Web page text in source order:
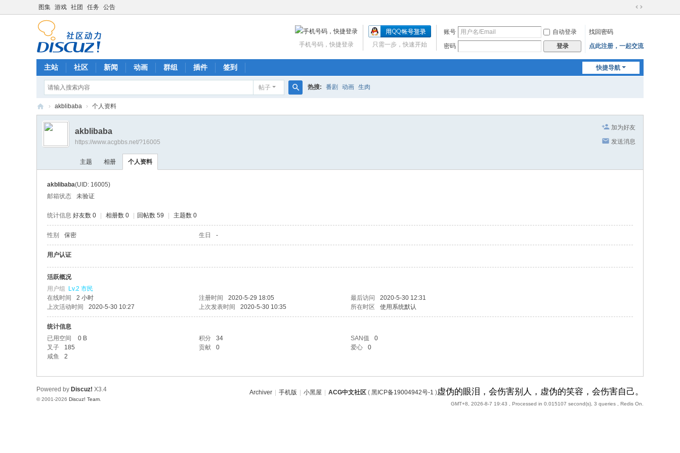
图集 游戏 社团 任务 公告
切
宽
账号 自动登录
找回密码
密码
登录 点此注册，一起交流
只需一步，快速开始
手机号码，快捷登录
快捷导航
主站 社区 新闻 动画 群组 插件 签到
帖子
索
热搜: 番剧 动画 生肉
A
› akblibaba › 个人资料
加为好友
发送消息
akblibaba
https://www.acgbbs.net/?16005
主题 相册 个人资料
akblibaba(UID: 16005)
邮箱状态
未验证
统计信息 好友数 0 相册数 0 回帖数 59 主题数 0
性别 保密 生日 -
用户认证
活跃概况
用户组
Lv.2 市民
在线时间
2 小时 注册时间 2020-5-29 18:05 最后访问
2020-5-30 12:31
上次活动时间
2020-5-30 10:27 上次发表时间 2020-5-30 10:35 所在时区 使用系统默认
统计信息
已用空间
0 B 积分 34 SAN值
0
叉子
185 贡献 0 爱心
0
咸鱼
2
Archiver 手机版 小黑屋 ACG中文社区 ( 黑ICP备19004942号-1 )虚伪的眼泪，会伤害别人，虚伪的笑容，会伤害自己。
GMT+8, 2026-8-7 19:43 , Processed in 0.015107 second(s), 3 queries , Redis On.
Powered by Discuz! X3.4
© 2001-2026 Discuz! Team